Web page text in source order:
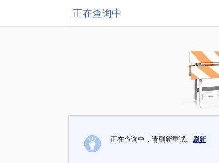
正在查询中
正在查询中，请刷新重试。 刷新